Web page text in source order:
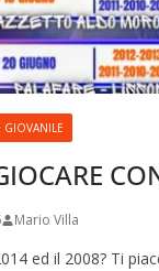
GIOVANILE
Mario Villa
ed il 2008? Ti